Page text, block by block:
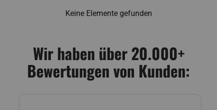
Keine Elemente gefunden
Wir haben über 20.000+
Bewertungen von Kunden: